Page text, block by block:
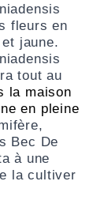
fleurs en
jaune.
tout au
la maison
en pleine
Bec De
à une
la cultiver